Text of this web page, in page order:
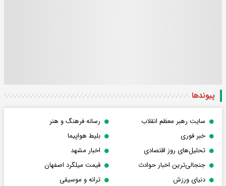
پیوندها
سایت رهبر معظم انقلاب
رسانه فرهنگ و هنر
خبر فوری
بلیط هواپیما
تحلیل‌های روز اقتصادی
اخبار مشهد
جنجالی‌ترین اخبار حوادث
قیمت میلگرد اصفهان
دنیای ورزش
ترانه و موسیقی